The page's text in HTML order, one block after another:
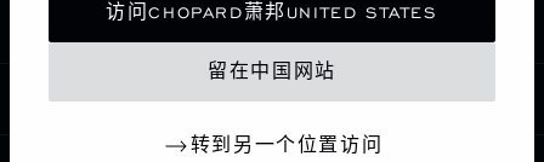
访问CHOPARD萧邦UNITED STATES
留在中国网站
转到另一个位置访问
查找精品店 所有店铺 亚洲 大洋洲
中国
本地化（更改国家/地区）
更改国家/地区